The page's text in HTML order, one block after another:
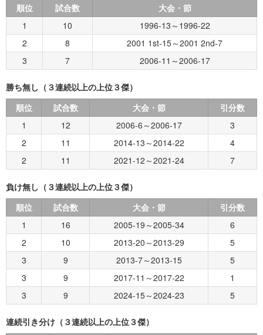
順位
試合数
大会・節
1
10
1996-13～1996-22
2
8
2001 1st-15～2001 2nd-7
3
7 2006-11～2006-17
勝ち無し（３連続以上の上位３傑）
順位
試合数 大会・節
引分数
1
12 2006-6～2006-17
3
2
11 2014-13～2014-22
4
2
11 2021-12～2021-24 7
負け無し（３連続以上の上位３傑）
順位
試合数 大会・節
引分数
1
16 2005-19～2005-34
6
2
10 2013-20～2013-29
5
3
9 2013-7～2013-15
5
3
9 2017-11～2017-22
1
3
9 2024-15～2024-23 5
連続引き分け（３連続以上の上位３傑）